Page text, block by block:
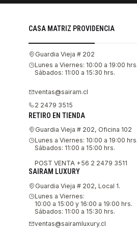
CASA MATRIZ PROVIDENCIA
Guardia Vieja # 202
Lunes a Viernes: 10:00 a 19:00 hrs.
Sábados: 11:00 a 15:30 hrs.
ventas@sairam.cl
2 2479 3515
RETIRO EN TIENDA
Guardia Vieja # 202, Oficina 102
Lunes a Viernes: 10:00 a 19:00 hrs.
Sábados: 11:00 a 15:00 hrs.
POST VENTA +56 2 2479 3511
SAIRAM LUXURY
Guardia Vieja # 202, Local 1.
Lunes a Viernes:
10:00 a 15:00 y 16:00 a 19:00 hrs.
Sábados: 11:00 a 15:30 hrs.
ventas@sairamluxury.cl